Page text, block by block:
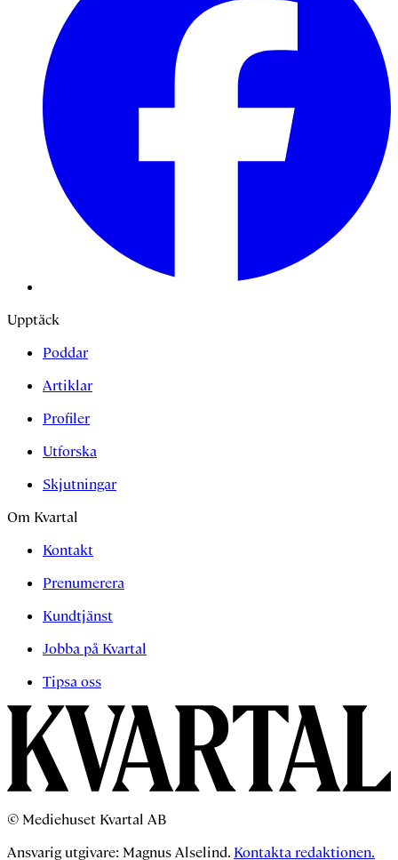
Upptäck
Poddar
Artiklar
Profiler
Utforska
Skjutningar
Om Kvartal
Kontakt
Prenumerera
Kundtjänst
Jobba på Kvartal
Tipsa oss
© Mediehuset Kvartal AB
Ansvarig utgivare: Magnus Alselind. Kontakta redaktionen.